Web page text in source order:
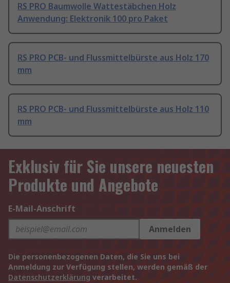
RS PRO Baumwolle Wattestäbchen Holz
Anwendung: Elektronik 100 pro Paket
RS PRO PCB- und Flussmittelbürste aus Holz 170
mm
RS PRO PCB- und Flussmittelbürste aus Holz 110
mm
Exklusiv für Sie unsere neuesten
Produkte und Angebote
E-Mail-Anschrift
Anmelden
Die personenbezogenen Daten, die Sie uns bei
Anmeldung zur Verfügung stellen, werden gemäß der
Datenschutzerklärung verarbeitet.